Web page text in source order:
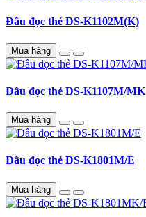
Đầu đọc thẻ DS-K1102M(K)
Mua hàng
Đầu đọc thẻ DS-K1107M/MK
Mua hàng
Đầu đọc thẻ DS-K1801M/E
Mua hàng